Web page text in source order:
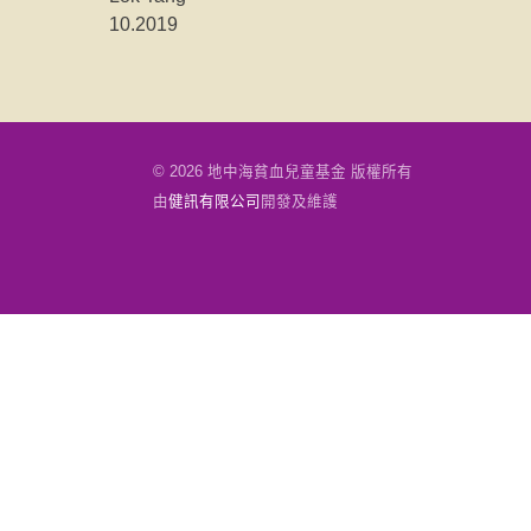
10.2019
© 2026 地中海貧血兒童基金 版權所有
由健訊有限公司 開發及維護